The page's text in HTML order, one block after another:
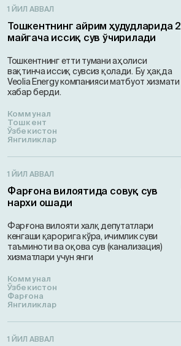
1 ЙИЛ АВВАЛ
Тошкентнинг айрим ҳудудларида 2
майгача иссиқ сув ўчирилади
Тошкентнинг етти тумани аҳолиси
вақтинча иссиқ сувсиз қолади. Бу ҳақда
Veolia Energy компанияси матбуот хизмати
хабар берди.
Коммунал
Тошкент
Ўзбекистон
Янгиликлар
1 ЙИЛ АВВАЛ
Фарғона вилоятида совуқ сув
нархи ошади
Фарғона вилояти халқ депутатлари
кенгаши қарорига кўра, ичимлик суви
таъминоти ва оқова сув (канализация)
хизматлари учун янги
Коммунал
Ўзбекистон
Фарғона
Янгиликлар
1 ЙИЛ АВВАЛ